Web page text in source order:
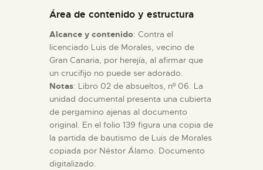
Área de contenido y estructura
Alcance y contenido: Contra el
licenciado Luis de Morales, vecino de
Gran Canaria, por herejía, al afirmar que
un crucifijo no puede ser adorado.
Notas: Libro 02 de absueltos, nº 06. La
unidad documental presenta una cubierta
de pergamino ajenas al documento
original. En el folio 139 figura una copia de
la partida de bautismo de Luis de Morales
copiada por Néstor Álamo. Documento
digitalizado.